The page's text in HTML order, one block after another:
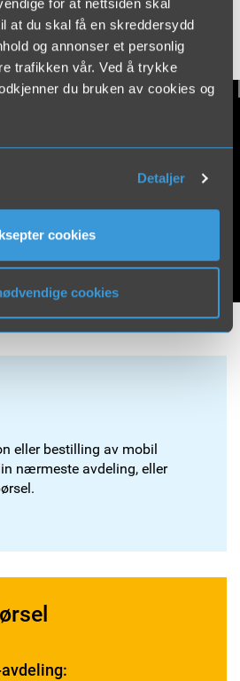
at du skal få en skreddersydd
og annonser et personlig
trafikken vår. Ved å trykke
du bruken av cookies og
Detaljer
cookies
cookies
– enten det er en
av et fast samarbeid.
eller bestilling av mobil
nærmeste avdeling, eller